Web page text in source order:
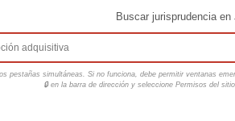
Buscar jurisprudencia en
pestañas simultáneas. Si no funciona, debe permitir ventanas
🔒 en la barra de dirección y seleccione Permisos del